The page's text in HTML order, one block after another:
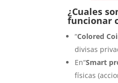
¿Cuales
funcionar
“Colored
divisas
En“Smart
físicas